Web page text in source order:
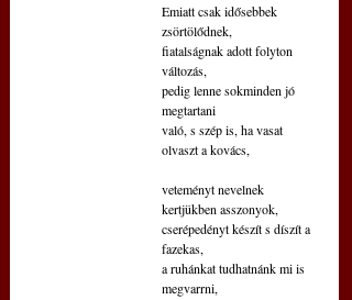
Emiatt csak idősebbek
zsörtölődnek,
fiatalságnak adott folyton
változás,
pedig lenne sokminden jó
megtartani
való, s szép is, ha vasat
olvaszt a kovács,
veteményt nevelnek
kertjükben asszonyok,
cserépedényt készít s díszít a
fazekas,
a ruhánkat tudhatnánk mi is
megvarrni,